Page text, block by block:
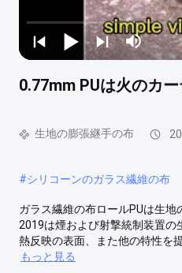
0.77mm PUは火のカ
生地の膨張継手の布
#シリコーンのガラス繊維の布
ガラス繊維の布ロールPUは生
2019は煙および射撃統制装置の
熱反映の表面、また他の特性を
もっと見る